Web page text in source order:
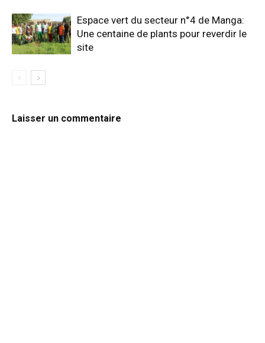
Espace vert du secteur n°4 de Manga:
Une centaine de plants pour reverdir le
site
Laisser un commentaire